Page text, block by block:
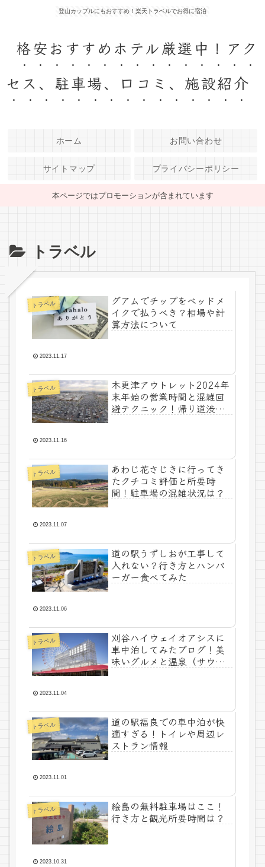
登山カップルにもおすすめ！楽天トラベルでお得に宿泊
格安おすすめホテル厳選中！アク
セス、駐車場、口コミ、施設紹介
ホーム お問い合わせ
サイトマップ プライバシーポリシー
本ページではプロモーションが含まれています
トラベル
トラベル
グアムでチップをベッドメ
イクで払うべき？相場や計
算方法について
2023.11.17
トラベル
木更津アウトレット2024年
末年始の営業時間と混雑回
避テクニック！帰り道渋滞
2023.11.16
トラベル
あわじ花さじきに行ってき
たクチコミ評価と所要時
間！駐車場の混雑状況は？
2023.11.07
トラベル
道の駅うずしおが工事して
入れない？行き方とハンバ
ーガー食べてみた
2023.11.06
トラベル
刈谷ハイウェイオアシスに
車中泊してみたブログ！美
味いグルメと温泉（サウ
2023.11.04
トラベル
道の駅福良での車中泊が快
適すぎる！トイレや周辺レ
ストラン情報
2023.11.01
トラベル
絵島の無料駐車場はここ！
行き方と観光所要時間は？
2023.10.31